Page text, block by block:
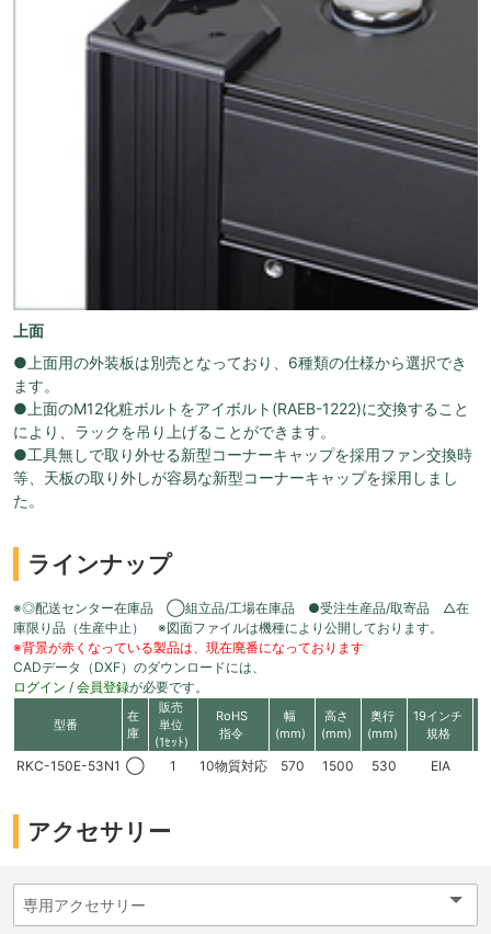
上面
●上面用の外装板は別売となっており、6種類の仕様から選択でき
ます。
●上面のM12化粧ボルトをアイボルト(RAEB-1222)に交換すること
により、ラックを吊り上げることができます。
●工具無しで取り外せる新型コーナーキャップを採用ファン交換時
等、天板の取り外しが容易な新型コーナーキャップを採用しまし
た。
ラインナップ
※◎配送センター在庫品 ◯組立品/工場在庫品 ●受注生産品/取寄品 △在
庫限り品（生産中止） ※図面ファイルは機種により公開しております。
※背景が赤くなっている製品は、現在廃番になっております
CADデータ（DXF）のダウンロードには、
ログイン / 会員登録が必要です。
型番
在
庫
販売
単位
(1ｾｯﾄ)
RoHS
指令
幅
(mm)
高さ
(mm)
奥行
(mm)
19インチ
規格
RKC-150E-53N1 ◯ 1 10物質対応 570 1500 530 EIA
アクセサリー